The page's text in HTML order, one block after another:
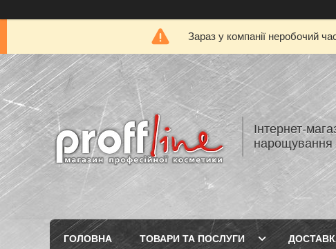
Зараз у компанії неробочий
Інтернет-
нарощування
ГОЛОВНА ТОВАРИ ТА ПОСЛУГИ